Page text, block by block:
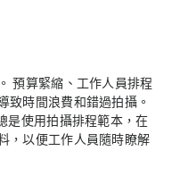
預算緊縮、工作人員排程
致時間浪費和錯過拍攝。
是使用拍攝排程範本，在
，以便工作人員隨時瞭解